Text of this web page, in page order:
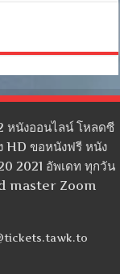
หนังออนไลน์ โหลดซี
HD ขอหนังฟรี หนัง
2021 อัพเดท ทุกวัน
master Zoom